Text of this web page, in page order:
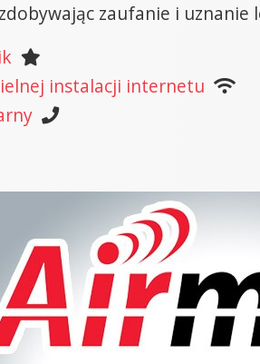
zaufanie i uznanie
instalacji internetu